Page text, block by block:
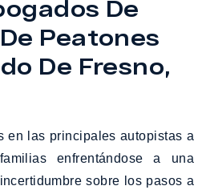
De
Peatones
De Fresno,
en las principales autopistas a
enfrentándose a una
sobre los pasos a